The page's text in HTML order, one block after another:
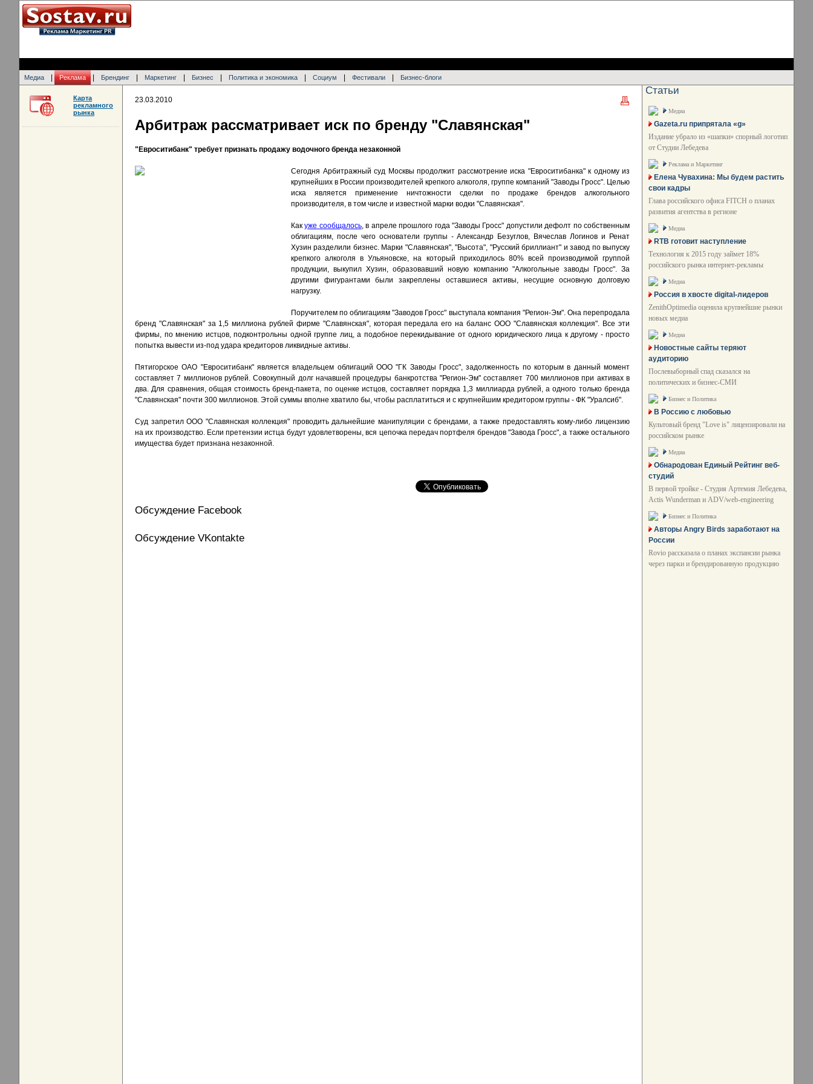
Медиа Реклама Брендинг Маркетинг Бизнес Политика и экономика Социум Фестивали Бизнес-блоги
23.03.2010
Арбитраж рассматривает иск по бренду "Славянская"
"Евроситибанк" требует признать продажу водочного бренда незаконной
Сегодня Арбитражный суд Москвы продолжит рассмотрение иска "Евроситибанка" к одному из
крупнейших в России производителей крепкого алкоголя, группе компаний "Заводы Гросс". Целью
иска является применение ничтожности сделки по продаже брендов алкогольного
производителя, в том числе и известной марки водки "Славянская".
Какуже сообщалось, в апреле прошлого года "Заводы Гросс" допустили дефолт по собственным
облигациям, после чего основатели группы - Александр Безуглов, Вячеслав Логинов и Ренат
Хузин разделили бизнес. Марки "Славянская", "Высота", "Русский бриллиант" и завод по выпуску
крепкого алкоголя в Ульяновске, на который приходилось 80% всей производимой группой
продукции, выкупил Хузин, образовавший новую компанию "Алкогольные заводы Гросс". За
другими фигурантами были закреплены оставшиеся активы, несущие основную долговую
нагрузку.
Поручителем по облигациям "Заводов Гросс" выступала компания "Регион-Эм". Она перепродала
бренд "Славянская" за 1,5 миллиона рублей фирме "Славянская", которая передала его на баланс ООО "Славянская коллекция". Все эти
фирмы, по мнению истцов, подконтрольны одной группе лиц, а подобное перекидывание от одного юридического лица к другому - просто
попытка вывести из-под удара кредиторов ликвидные активы.
Пятигорское ОАО "Евроситибанк" является владельцем облигаций ООО "ГК Заводы Гросс", задолженность по которым в данный момент
составляет 7 миллионов рублей. Совокупный долг начавшей процедуры банкротства "Регион-Эм" составляет 700 миллионов при активах в
два. Для сравнения, общая стоимость бренд-пакета, по оценке истцов, составляет порядка 1,3 миллиарда рублей, а одного только бренда
"Славянская" почти 300 миллионов. Этой суммы вполне хватило бы, чтобы расплатиться и с крупнейшим кредитором группы - ФК "Уралсиб".
Суд запретил ООО "Славянская коллекция" проводить дальнейшие манипуляции с брендами, а также предоставлять кому-либо лицензию
на их производство. Если претензии истца будут удовлетворены, вся цепочка передач портфеля брендов "Завода Гросс", а также остального
имущества будет признана незаконной.
Обсуждение Facebook
Обсуждение VKontakte
Карта
рекламного
рынка
Статьи
Медиа
Gazeta.ru припрятала «g»
Издание убрало из «шапки» спорный логотип
от Студии Лебедева
Реклама и Маркетинг
Елена Чувахина: Мы будем растить
свои кадры
Глава российского офиса FITCH о планах
развития агентства в регионе
Медиа
RTB готовит наступление
Технология к 2015 году займет 18%
российского рынка интернет-рекламы
Медиа
Россия в хвосте digital-лидеров
ZenithOptimedia оценила крупнейшие рынки
новых медиа
Медиа
Новостные сайты теряют
аудиторию
Послевыборный спад сказался на
политических и бизнес-СМИ
Бизнес и Политика
В Россию с любовью
Культовый бренд "Love is" лицензировали на
российском рынке
Медиа
Обнародован Единый Рейтинг веб-
студий
В первой тройке - Студия Артемия Лебедева,
Actis Wunderman и ADV/web-engineering
Бизнес и Политика
Авторы Angry Birds заработают на
России
Rovio рассказала о планах экспансии рынка
через парки и брендированную продукцию